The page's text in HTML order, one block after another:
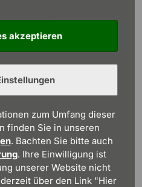
akzeptieren
zum Umfang dieser
finden Sie in unseren
. Bachten Sie bitte auch
. Ihre Einwilligung ist
unserer Website nicht
über den Link "Hier
in ganz
spannenden
und Veranstal­
Thema Haus­bau